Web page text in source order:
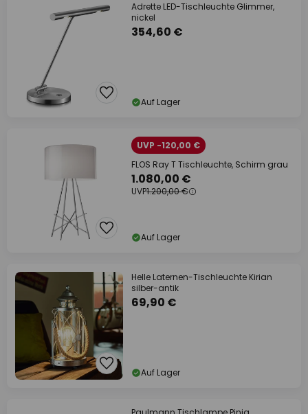
Adrette LED-Tischleuchte Glimmer,
nickel
354,60 €
Auf Lager
UVP -120,00 €
FLOS Ray T Tischleuchte, Schirm grau
1.080,00 €
UVP1.200,00 €
Auf Lager
Helle Laternen-Tischleuchte Kirian
silber-antik
69,90 €
Auf Lager